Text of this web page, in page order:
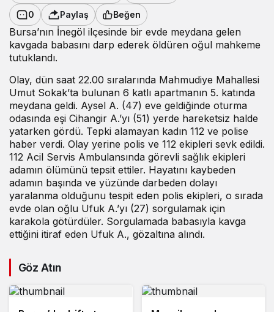
0 Paylaş Beğen
Bursa’nın İnegöl ilçesinde bir evde meydana gelen
kavgada babasını darp ederek öldüren oğul mahkeme
tutuklandı.
Olay, dün saat 22.00 sıralarında Mahmudiye Mahallesi
Umut Sokak’ta bulunan 6 katlı apartmanın 5. katında
meydana geldi. Aysel A. (47) eve geldiğinde oturma
odasında eşi Cihangir A.’yı (51) yerde hareketsiz halde
yatarken gördü. Tepki alamayan kadın 112 ve polise
haber verdi. Olay yerine polis ve 112 ekipleri sevk edildi.
112 Acil Servis Ambulansında görevli sağlık ekipleri
adamın ölümünü tepsit ettiler. Hayatını kaybeden
adamın başında ve yüzünde darbeden dolayı
yaralanma olduğunu tespit eden polis ekipleri, o sırada
evde olan oğlu Ufuk A.’yı (27) sorgulamak için
karakola götürdüler. Sorgulamada babasıyla kavga
ettiğini itiraf eden Ufuk A., gözaltına alındı.
Göz Atın